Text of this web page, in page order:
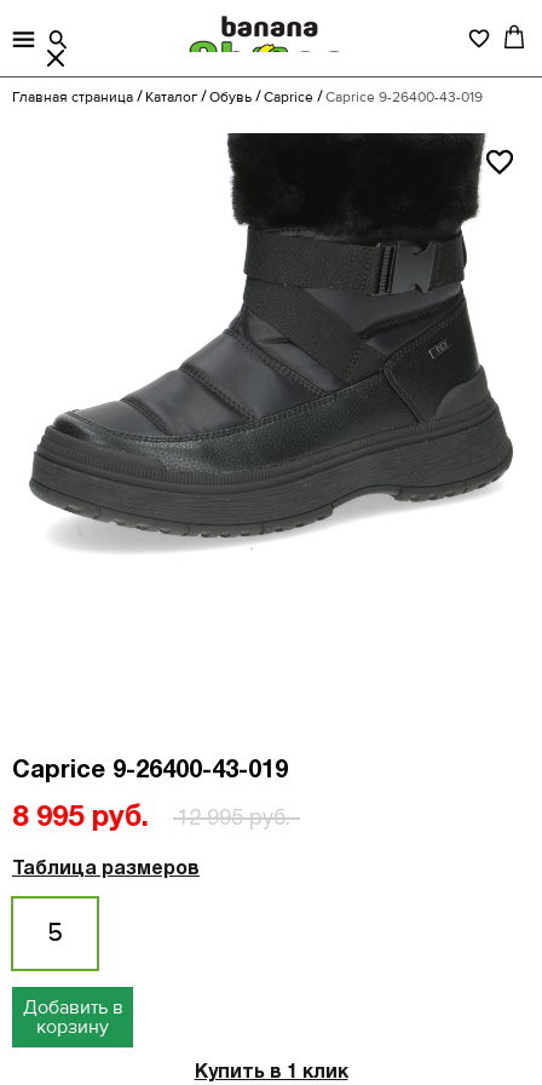
Главная страница Каталог Обувь Caprice Caprice 9-26400-43-019
Caprice 9-26400-43-019
8 995 руб. 12 995 руб.
Таблица размеров
5
Добавить в
корзину
Купить в 1 клик